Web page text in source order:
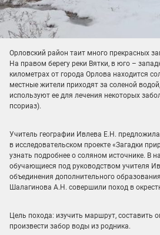
Орловский район таит много прекрасных
На правом берегу реки Вятки, в юго –
километрах от города Орлова находится
местные жители приходят за соленой
используют ее для лечения некоторых
псориаз).
Учитель географии Ивлева Е.Н.
в исследовательском проекте «Загадки
узнать подробнее о соляном источнике. В
обучающиеся под руководством учителя
объединения дополнительного
Шалагинова А.Н. совершили поход в
Цель похода: изучить маршрут, составить
произвести забор воды из родника.